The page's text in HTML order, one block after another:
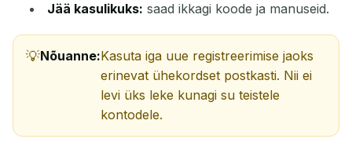
Jää kasulikuks: saad ikkagi koode ja manuseid.
Nõuanne:Kasuta iga uue registreerimise jaoks
erinevat ühekordset postkasti. Nii ei
levi üks leke kunagi su teistele
kontodele.